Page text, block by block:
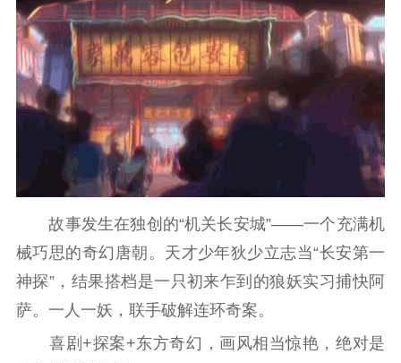
红色资源保护利
用
新闻出版
精品出版 全民阅读
出版监管
扫黄打非
电影工作
电影创作 电影市场
机关党建
党建要闻 学习在线
文化人才
故事发生在独创的“机关长安城”——一个充满机
械巧思的奇幻唐朝。天才少年狄少立志当“长安第一
神探”，结果搭档是一只初来乍到的狼妖实习捕快阿
萨。一人一妖，联手破解连环奇案。
喜剧+探案+东方奇幻，画风相当惊艳，绝对是